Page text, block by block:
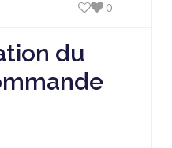
0
du